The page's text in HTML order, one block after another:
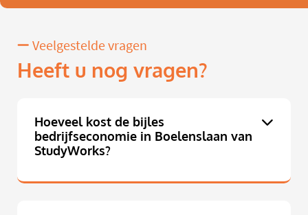
Veelgestelde vragen
Heeft u nog vragen?
Hoeveel kost de bijles
bedrijfseconomie in Boelenslaan van
StudyWorks?